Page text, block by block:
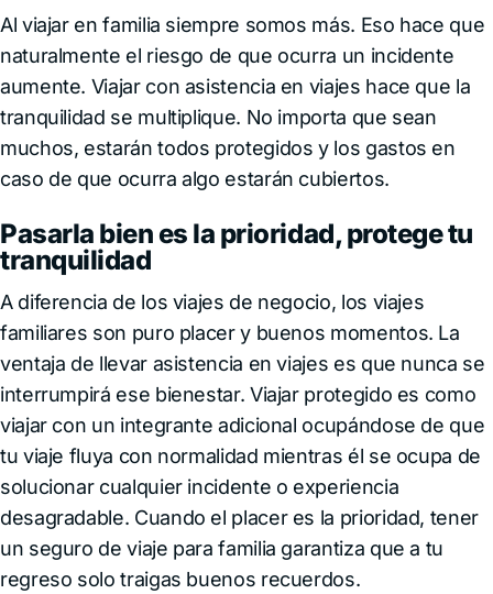
Al viajar en familia siempre somos más. Eso hace que
naturalmente el riesgo de que ocurra un incidente
aumente. Viajar con asistencia en viajes hace que la
tranquilidad se multiplique. No importa que sean
muchos, estarán todos protegidos y los gastos en
caso de que ocurra algo estarán cubiertos.
Pasarla bien es la prioridad, protege tu
tranquilidad
A diferencia de los viajes de negocio, los viajes
familiares son puro placer y buenos momentos. La
ventaja de llevar asistencia en viajes es que nunca se
interrumpirá ese bienestar. Viajar protegido es como
viajar con un integrante adicional ocupándose de que
tu viaje fluya con normalidad mientras él se ocupa de
solucionar cualquier incidente o experiencia
desagradable. Cuando el placer es la prioridad, tener
un seguro de viaje para familia garantiza que a tu
regreso solo traigas buenos recuerdos.